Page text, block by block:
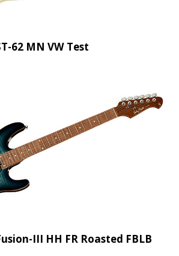
62 MN VW Test
III HH FR Roasted FBLB